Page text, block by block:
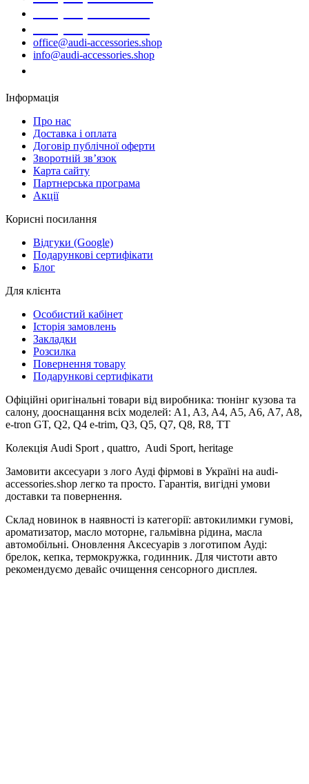
office@audi-accessories.shop
info@audi-accessories.shop
Інформація
Про нас
Доставка і оплата
Договір публічної оферти
Зворотній зв’язок
Карта сайту
Партнерська програма
Акції
Корисні посилання
Відгуки (Google)
Подарункові сертифікати
Блог
Для клієнта
Особистий кабінет
Історія замовлень
Закладки
Розсилка
Повернення товару
Подарункові сертифікати
Офіційні оригінальні товари від виробника: тюнінг кузова та
салону, дооснащання всіх моделей: A1, A3, A4, A5, A6, A7, A8,
e-tron GT, Q2, Q4 e-trim, Q3, Q5, Q7, Q8, R8, TT
Колекція Audi Sport , quattro, Audi Sport, heritage
Замовити аксесуари з лого Ауді фірмові в Україні на audi-
accessories.shop легко та просто. Гарантія, вигідні умови
доставки та повернення.
Склад новинок в наявності із категорії: автокилимки гумові,
ароматизатор, масло моторне, гальмівна рідина, масла
автомобільні. Оновлення Аксесуарів з логотипом Ауді:
брелок, кепка, термокружка, годинник. Для чистоти авто
рекомендуємо девайс очищення сенсорного дисплея.